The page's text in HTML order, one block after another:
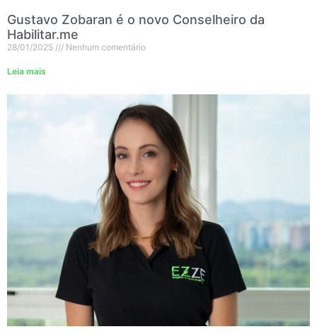
Gustavo Zobaran é o novo Conselheiro da
Habilitar.me
28/01/2025 Nenhum comentário
Leia mais